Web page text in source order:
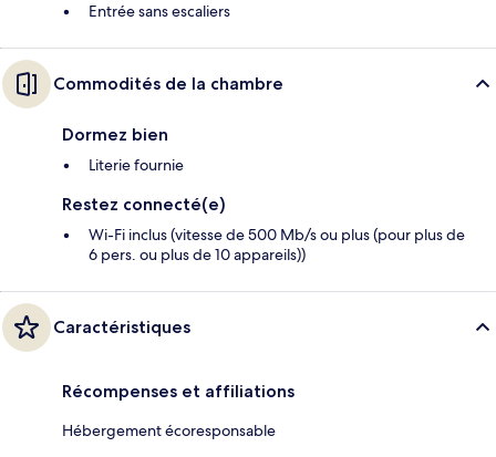
Entrée sans escaliers
Commodités de la chambre
Dormez bien
Literie fournie
Restez connecté(e)
Wi-Fi inclus (vitesse de 500 Mb/s ou plus (pour plus de
6 pers. ou plus de 10 appareils))
Caractéristiques
Récompenses et affiliations
Hébergement écoresponsable